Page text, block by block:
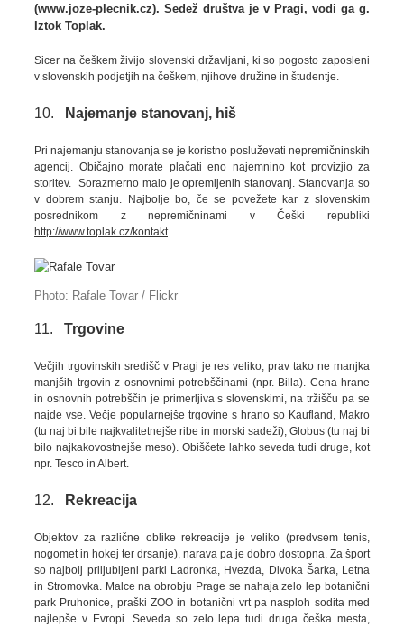
(www.joze-plecnik.cz). Sedež društva je v Pragi, vodi ga g.
Iztok Toplak.
Sicer na češkem živijo slovenski državljani, ki so pogosto zaposleni
v slovenskih podjetjih na češkem, njihove družine in študentje.
10. Najemanje stanovanj, hiš
Pri najemanju stanovanja se je koristno posluževati nepremičninskih
agencij. Običajno morate plačati eno najemnino kot provizjio za
storitev. Sorazmerno malo je opremljenih stanovanj. Stanovanja so
v dobrem stanju. Najbolje bo, če se povežete kar z slovenskim
posrednikom z nepremičninami v Češki republiki
http://www.toplak.cz/kontakt
Photo: Rafale Tovar / Flickr
11. Trgovine
Večjih trgovinskih središč v Pragi je res veliko, prav tako ne manjka
manjših trgovin z osnovnimi potrebščinami (npr. Billa). Cena hrane
in osnovnih potrebščin je primerljiva s slovenskimi, na tržišču pa se
najde vse. Večje popularnejše trgovine s hrano so Kaufland, Makro
(tu naj bi bile najkvalitetnejše ribe in morski sadeži), Globus (tu naj bi
bilo najkakovostnejše meso). Obiščete lahko seveda tudi druge, kot
npr. Tesco in Albert.
12. Rekreacija
Objektov za različne oblike rekreacije je veliko (predvsem tenis,
nogomet in hokej ter drsanje), narava pa je dobro dostopna. Za šport
so najbolj priljubljeni parki Ladronka, Hvezda, Divoka Šarka, Letna
in Stromovka. Malce na obrobju Prage se nahaja zelo lep botanični
park Pruhonice, praški ZOO in botanični vrt pa nasploh sodita med
najlepše v Evropi. Seveda so zelo lepa tudi druga češka mesta,